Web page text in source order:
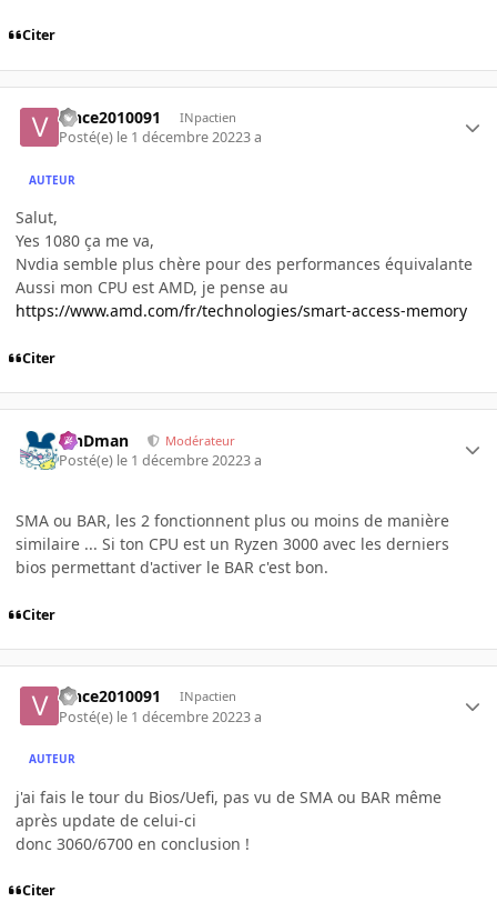
Citer
vince2010091 INpactien
Posté(e) le 1 décembre 20223 a
AUTEUR
Salut,
Yes 1080 ça me va,
Nvdia semble plus chère pour des performances équivalante
Aussi mon CPU est AMD, je pense au
https://www.amd.com/fr/technologies/smart-access-memory
Citer
RinDman Modérateur
Posté(e) le 1 décembre 20223 a
SMA ou BAR, les 2 fonctionnent plus ou moins de manière
similaire ... Si ton CPU est un Ryzen 3000 avec les derniers
bios permettant d'activer le BAR c'est bon.
Citer
vince2010091 INpactien
Posté(e) le 1 décembre 20223 a
AUTEUR
j'ai fais le tour du Bios/Uefi, pas vu de SMA ou BAR même
après update de celui-ci
donc 3060/6700 en conclusion !
Citer